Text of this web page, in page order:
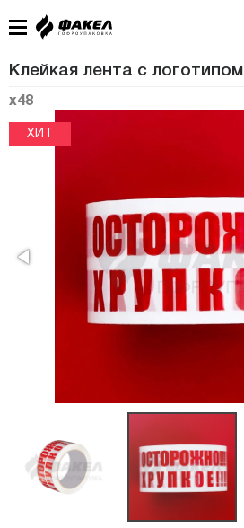
ГЛАВНАЯ
ПРОИЗВОДСТВО
ЖУРНАЛ УПАКОВЩИКА
Клейкая лента с логотипом
x48